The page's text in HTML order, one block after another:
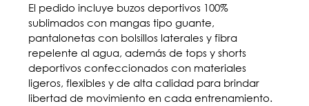
El pedido incluye buzos deportivos 100%
sublimados con mangas tipo guante,
pantalonetas con bolsillos laterales y fibra
repelente al agua, además de tops y shorts
deportivos confeccionados con materiales
ligeros, flexibles y de alta calidad para brindar
libertad de movimiento en cada entrenamiento.